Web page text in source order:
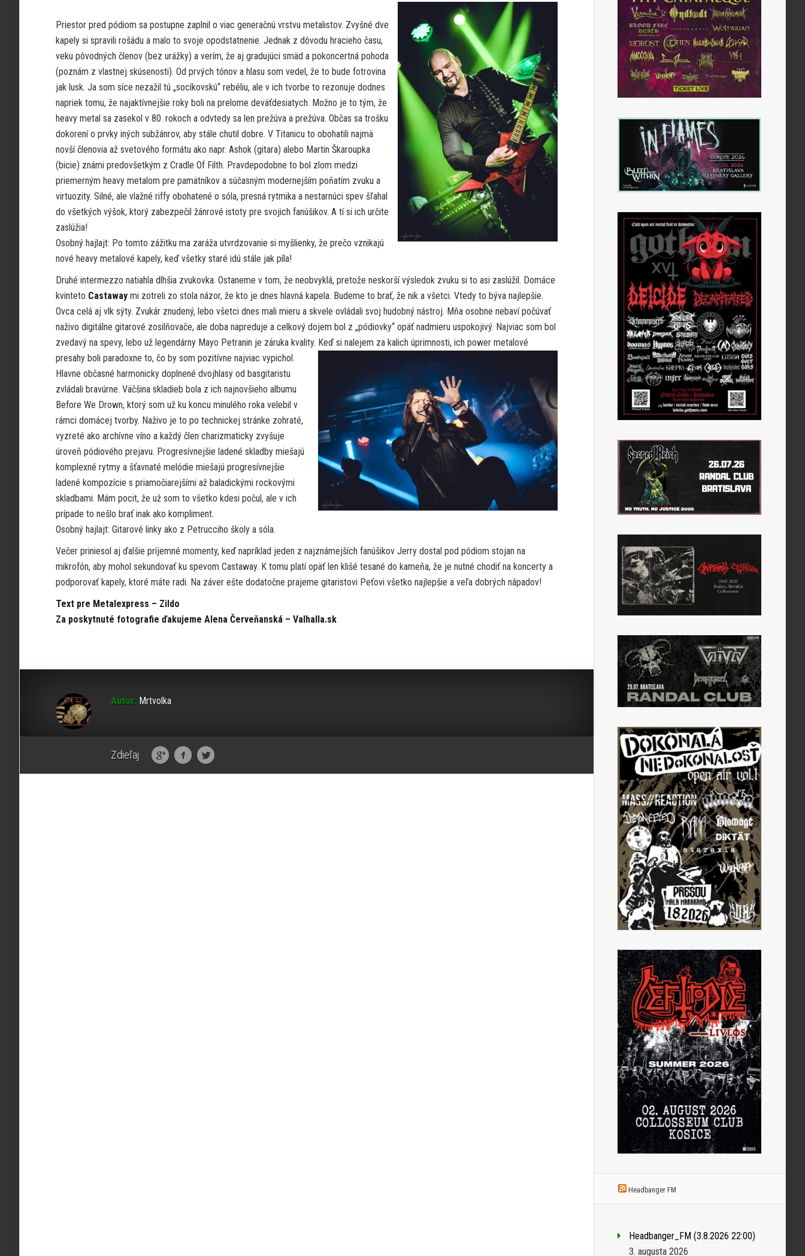
Priestor pred pódiom sa postupne zaplnil o viac generačnú vrstvu metalistov. Zvyšné dve
kapely si spravili rošádu a malo to svoje opodstatnenie. Jednak z dôvodu hracieho času,
veku pôvodných členov (bez urážky) a verím, že aj gradujúci smäd a pokoncertná pohoda
(poznám z vlastnej skúsenosti). Od prvých tónov a hlasu som vedel, že to bude fotrovina
jak lusk. Ja som síce nezažil tú „socíkovskú“ rebéliu, ale v ich tvorbe to rezonuje dodnes
napriek tomu, že najaktívnejšie roky boli na prelome deväťdesiatych. Možno je to tým, že
heavy metal sa zasekol v 80. rokoch a odvtedy sa len prežúva a prežúva. Občas sa trošku
dokorení o prvky iných subžánrov, aby stále chutil dobre. V Titanicu to obohatili najmä
novší členovia až svetového formátu ako napr. Ashok (gitara) alebo Martin Škaroupka
(bicie) známi predovšetkým z Cradle Of Filth. Pravdepodobne to bol zlom medzi
priemerným heavy metalom pre pamätníkov a súčasným modernejším poňatím zvuku a
virtuozity. Silné, ale vlažné riffy obohatené o sóla, presná rytmika a nestarnúci spev šľahal
do všetkých výšok, ktorý zabezpečil žánrové istoty pre svojich fanúšikov. A tí si ich určite
zaslúžia!
Osobný hajlajt: Po tomto zážitku ma zaráža utvrdzovanie si myšlienky, že prečo vznikajú
nové heavy metalové kapely, keď všetky staré idú stále jak píla!
Druhé intermezzo natiahla dlhšia zvukovka. Ostaneme v tom, že neobvyklá, pretože neskorší výsledok zvuku si to asi zaslúžil. Domáce
kvinteto Castaway mi zotreli zo stola názor, že kto je dnes hlavná kapela. Budeme to brať, že nik a všetci. Vtedy to býva najlepšie.
Ovca celá aj vlk sýty. Zvukár znudený, lebo všetci dnes mali mieru a skvele ovládali svoj hudobný nástroj. Mňa osobne nebaví počúvať
naživo digitálne gitarové zosilňovače, ale doba napreduje a celkový dojem bol z „pódiovky“ opäť nadmieru uspokojivý. Najviac som bol
zvedavý na spevy, lebo už legendárny Mayo Petranin je záruka kvality. Keď si nalejem za kalich úprimnosti, ich power metalové
presahy boli paradoxne to, čo by som pozitívne najviac vypichol.
Hlavne občasné harmonicky doplnené dvojhlasy od basgitaristu
zvládali bravúrne. Väčšina skladieb bola z ich najnovšieho albumu
Before We Drown, ktorý som už ku koncu minulého roka velebil v
rámci domácej tvorby. Naživo je to po technickej stránke zohraté,
vyzreté ako archívne víno a každý člen charizmaticky zvyšuje
úroveň pódiového prejavu. Progresívnejšie ladené skladby miešajú
komplexné rytmy a šťavnaté melódie miešajú progresívnejšie
ladené kompozície s priamočiarejšími až baladickými rockovými
skladbami. Mám pocit, že už som to všetko kdesi počul, ale v ich
prípade to nešlo brať inak ako kompliment.
Osobný hajlajt: Gitarové linky ako z Petrucciho školy a sóla.
Večer priniesol aj ďalšie príjemné momenty, keď napríklad jeden z najznámejších fanúšikov Jerry dostal pod pódiom stojan na
mikrofón, aby mohol sekundovať ku spevom Castaway. K tomu platí opäť len klišé tesané do kameňa, že je nutné chodiť na koncerty a
podporovať kapely, ktoré máte radi. Na záver ešte dodatočne prajeme gitaristovi Peťovi všetko najlepšie a veľa dobrých nápadov!
Text pre Metalexpress – Zildo
Za poskytnuté fotografie ďakujeme Alena Červeňanská – Valhalla.sk
Autor: Mrtvolka
Zdieľaj
Headbanger FM
Headbanger_FM (3.8.2026 22:00)
3. augusta 2026